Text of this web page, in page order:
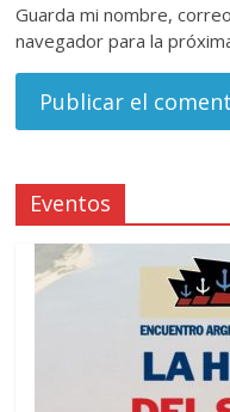
Guarda mi nombre,
navegador para la
Eventos